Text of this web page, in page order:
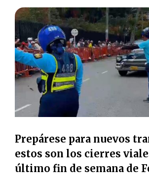
Prepárese para nuevos
estos son los cierres
último fin de semana de